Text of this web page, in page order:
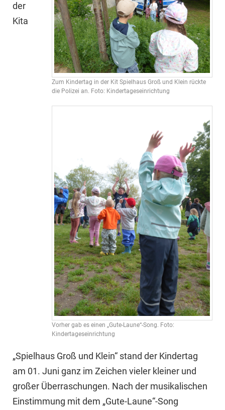
Zum Kindertag in der Kit Spielhaus Groß und Klein rückte
die Polizei an. Foto: Kindertageseinrichtung
Vorher gab es einen „Gute-Laune“-Song. Foto:
Kindertageseinrichtung
der
Kita
„Spielhaus Groß und Klein“ stand der Kindertag
am 01. Juni ganz im Zeichen vieler kleiner und
großer Überraschungen. Nach der musikalischen
Einstimmung mit dem „Gute-Laune“-Song